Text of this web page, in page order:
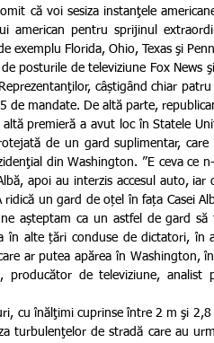
că voi sesiza instanţele
american pentru sprijinul
exemplu Florida, Ohio, Texas şi
câștigând chiar
de mandate. De altă parte,
de un gard suplimentar,
din Washington. ”E ceva ce
apoi au interzis accesul auto,
ridică un gard de oțel în fața Casei
așteptam ca un astfel de gard
în alte țări conduse de dictatori,
ar putea apărea în Washington,
producător de televiziune,
turbulenţelor de stradă care au